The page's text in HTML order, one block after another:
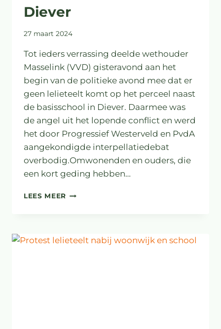
Diever
27 maart 2024
Tot ieders verrassing deelde wethouder
Masselink (VVD) gisteravond aan het
begin van de politieke avond mee dat er
geen lelieteelt komt op het perceel naast
de basisschool in Diever. Daarmee was
de angel uit het lopende conflict en werd
het door Progressief Westerveld en PvdA
aangekondigde interpellatiedebat
overbodig.Omwonenden en ouders, die
een kort geding hebben…
LEES MEER GEEN
NAAST
WOONWIJK